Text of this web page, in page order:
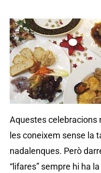
Aquestes celebracions
les coneixem sense la
nadalenques. Però
“lifares” sempre hi ha